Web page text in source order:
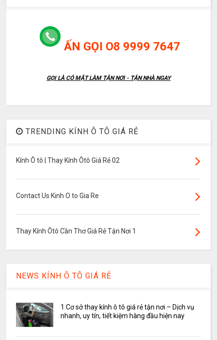
ẤN GỌI O8 9999 7647
GỌI LÀ CÓ MẶT LÀM TẬN NƠI - TẬN NHÀ NGAY
TRENDING KÍNH Ô TÔ GIÁ RẺ
Kính Ô tô | Thay Kính Ôtô Giá Rẻ 02
Contact Us Kinh O to Gia Re
Thay Kính Ôtô Cần Thơ Giá Rẻ Tận Nơi 1
NEWS KÍNH Ô TÔ GIÁ RẺ
1 Cơ sở thay kính ô tô giá rẻ tận nơi – Dịch vụ
nhanh, uy tín, tiết kiệm hàng đầu hiện nay